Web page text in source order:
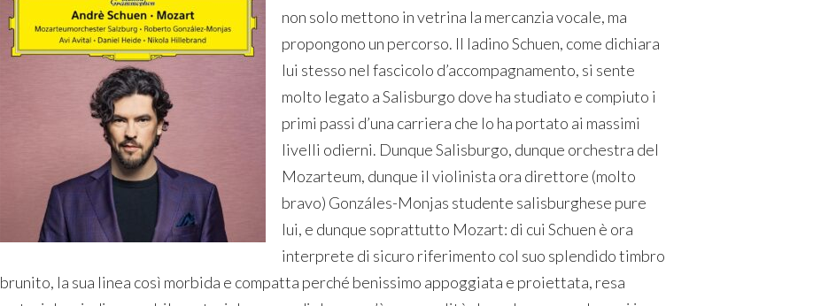
non solo mettono in vetrina la mercanzia vocale, ma
propongono un percorso. Il ladino Schuen, come dichiara
lui stesso nel fascicolo d’accompagnamento, si sente
molto legato a Salisburgo dove ha studiato e compiuto i
primi passi d’una carriera che lo ha portato ai massimi
livelli odierni. Dunque Salisburgo, dunque orchestra del
Mozarteum, dunque il violinista ora direttore (molto
bravo) Gonzáles-Monjas studente salisburghese pure
lui, e dunque soprattutto Mozart: di cui Schuen è ora
interprete di sicuro riferimento col suo splendido timbro
brunito, la sua linea così morbida e compatta perché benissimo appoggiata e proiettata, resa